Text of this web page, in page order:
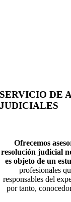
SERVICIO DE
JUDICIALES
Ofrecemos
resolución judicial
es objeto de un
profesionales
responsables del
por tanto,